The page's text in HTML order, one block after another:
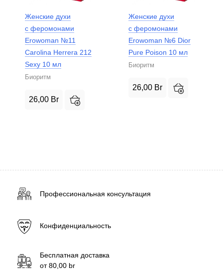
Женские духи
с феромонами
Erowoman №11
Carolina Herrera 212
Sexy 10 мл
Биоритм
26,00 Br
Женские духи
с феромонами
Erowoman №6 Dior
Pure Poison 10 мл
Биоритм
26,00 Br
Профессиональная консультация
Конфиденциальность
Бесплатная доставка
от80,00 br